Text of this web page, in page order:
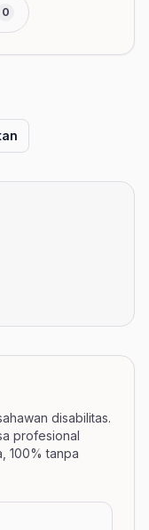
0
disabilitas.
profesional
100% tanpa